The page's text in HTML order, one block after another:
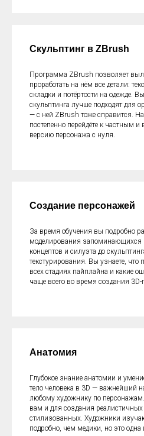
Скульптинг в ZBrush
Программа ZBrush позволяет
проработать на нём все детали:
складки и потёртости на одежде.
скульптинга лучше подходят для
— с ней ZBrush тоже справится.
постепенно перейдёте к частным и
версию персонажа с нуля.
Создание персонажей
За время обучения вы подробно
моделирования запоминающихся
концептов и силуэта до
текстурирования. Вы узнаете, что
всех стадиях пайплайна и какие
чаще всего во время создания 3D-
Анатомия
Глубокое знание анатомии и
тело человека в 3D — важнейший
любому художнику по
вам и для создания
стилизованных. Художники
подробно, чем медики, но это